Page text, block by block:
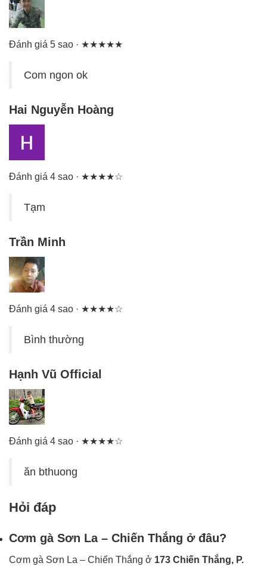
Đánh giá 5 sao · ★★★★★
Com ngon ok
Hai Nguyễn Hoàng
Đánh giá 4 sao · ★★★★☆
Tạm
Trần Minh
Đánh giá 4 sao · ★★★★☆
Bình thường
Hạnh Vũ Official
Đánh giá 4 sao · ★★★★☆
ăn bthuong
Hỏi đáp
Cơm gà Sơn La – Chiến Thắng ở đâu?
Cơm gà Sơn La – Chiến Thắng ở 173 Chiến Thắng, P.